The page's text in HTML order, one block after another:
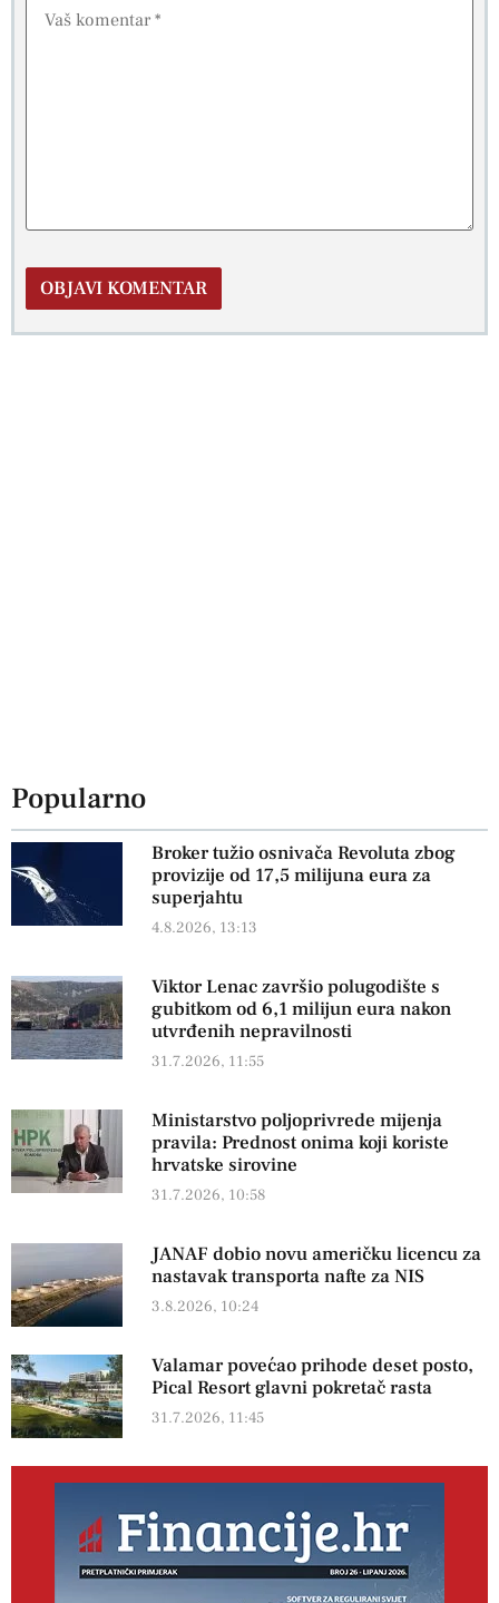
Popularno
Broker tužio osnivača Revoluta zbog
provizije od 17,5 milijuna eura za
superjahtu
4.8.2026, 13:13
Viktor Lenac završio polugodište s
gubitkom od 6,1 milijun eura nakon
utvrđenih nepravilnosti
31.7.2026, 11:55
Ministarstvo poljoprivrede mijenja
pravila: Prednost onima koji koriste
hrvatske sirovine
31.7.2026, 10:58
JANAF dobio novu američku licencu za
nastavak transporta nafte za NIS
3.8.2026, 10:24
Valamar povećao prihode deset posto,
Pical Resort glavni pokretač rasta
31.7.2026, 11:45